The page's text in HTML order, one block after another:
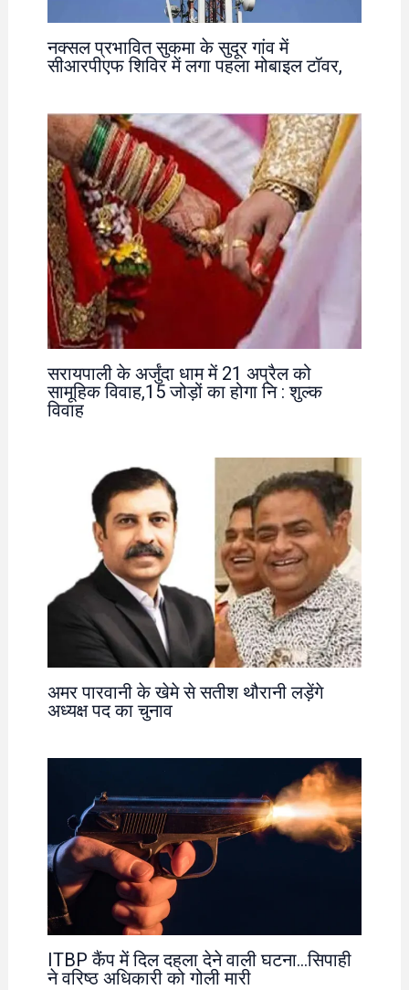
नक्सल प्रभावित सुकमा के सुदूर गांव में
सीआरपीएफ शिविर में लगा पहला मोबाइल टॉवर,
सरायपाली के अर्जुंदा धाम में 21 अप्रैल को
सामूहिक विवाह,15 जोड़ों का होगा नि : शुल्क
विवाह
अमर पारवानी के खेमे से सतीश थौरानी लड़ेंगे
अध्यक्ष पद का चुनाव
ITBP कैंप में दिल दहला देने वाली घटना…सिपाही
ने वरिष्ठ अधिकारी को गोली मारी